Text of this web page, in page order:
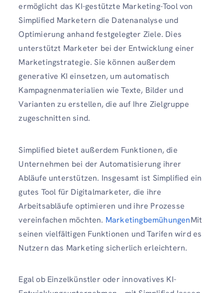
ermöglicht das KI-gestützte Marketing-Tool von
Simplified Marketern die Datenanalyse und
Optimierung anhand festgelegter Ziele. Dies
unterstützt Marketer bei der Entwicklung einer
Marketingstrategie. Sie können außerdem
generative KI einsetzen, um automatisch
Kampagnenmaterialien wie Texte, Bilder und
Varianten zu erstellen, die auf Ihre Zielgruppe
zugeschnitten sind.
Simplified bietet außerdem Funktionen, die
Unternehmen bei der Automatisierung ihrer
Abläufe unterstützen. Insgesamt ist Simplified ein
gutes Tool für Digitalmarketer, die ihre
Arbeitsabläufe optimieren und ihre Prozesse
vereinfachen möchten. MarketingbemühungenMit
seinen vielfältigen Funktionen und Tarifen wird es
Nutzern das Marketing sicherlich erleichtern.
Egal ob Einzelkünstler oder innovatives KI-